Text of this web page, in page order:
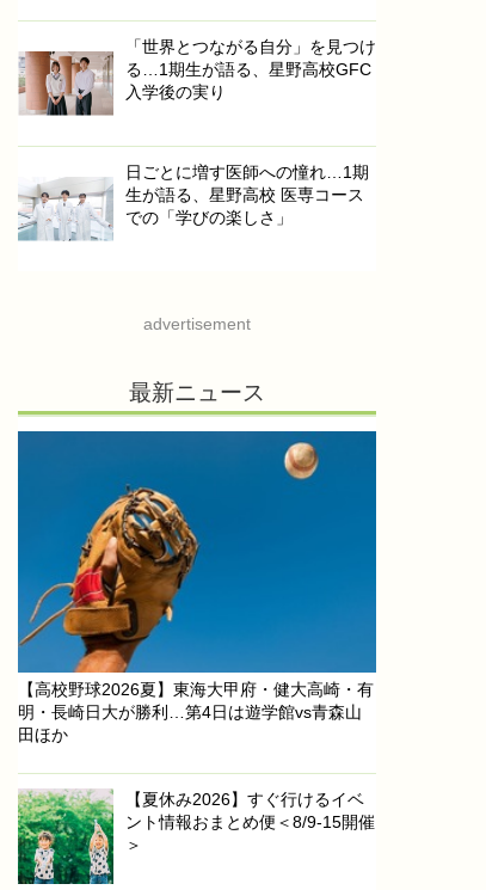
「世界とつながる自分」を見つけ
る…1期生が語る、星野高校GFC
入学後の実り
日ごとに増す医師への憧れ…1期
生が語る、星野高校 医専コース
での「学びの楽しさ」
advertisement
最新ニュース
【高校野球2026夏】東海大甲府・健大高崎・有
明・長崎日大が勝利…第4日は遊学館vs青森山
田ほか
【夏休み2026】すぐ行けるイベ
ント情報おまとめ便＜8/9-15開催
＞